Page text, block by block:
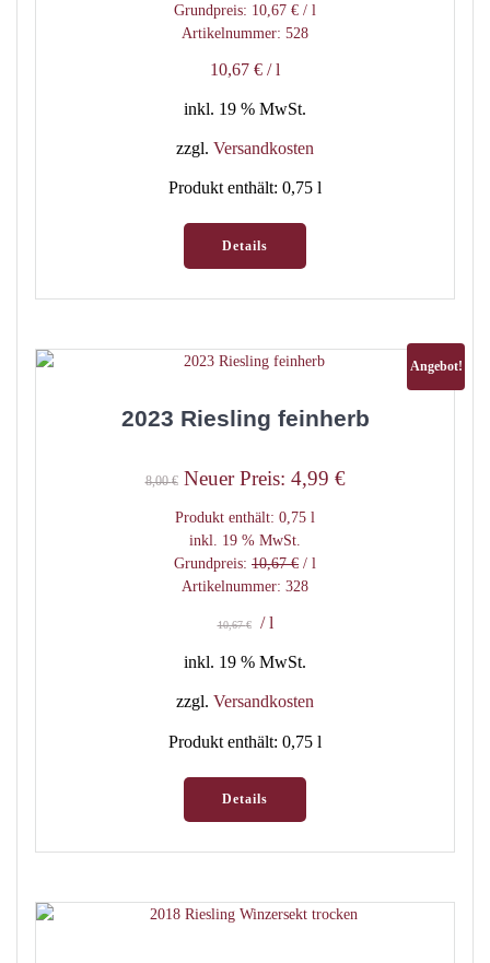
Grundpreis: 10,67 € / l
Artikelnummer: 528
10,67 € /l
inkl. 19 % MwSt.
zzgl. Versandkosten
Produkt enthält: 0,75 l
Details
Angebot!
2023 Riesling feinherb
8,00€ Ursprünglicher
Preis
war:
8,00 €
Neuer Preis: 4,99 €Aktueller
Produkt enthält: 0,75 l
inkl. 19 % MwSt.
Grundpreis: 10,67€ / l
Artikelnummer: 328
10,67€ /l
inkl. 19 % MwSt.
zzgl. Versandkosten
Produkt enthält: 0,75 l
Details